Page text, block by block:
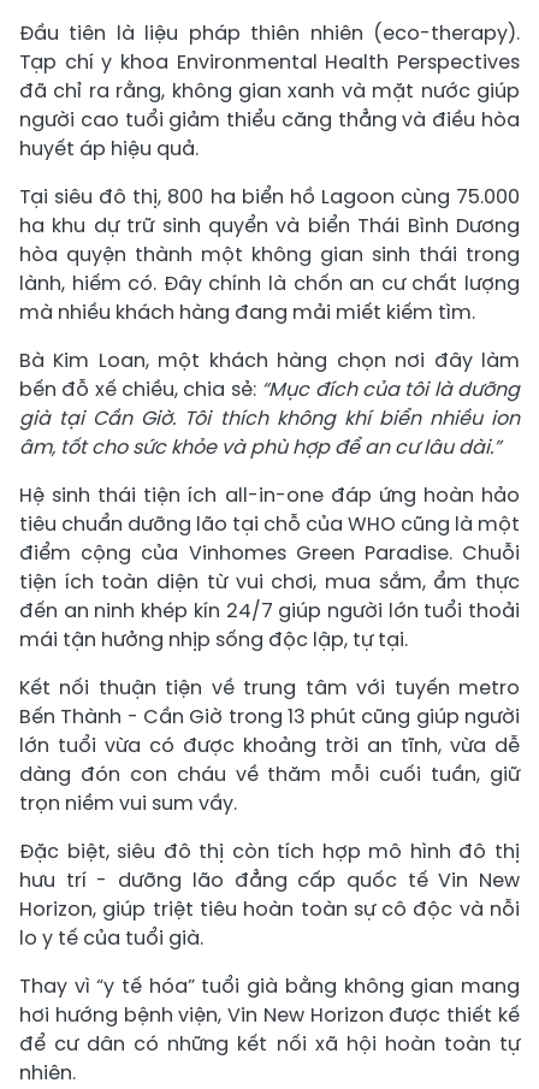
Đầu tiên là liệu pháp thiên nhiên (eco-therapy).
Tạp chí y khoa Environmental Health Perspectives
đã chỉ ra rằng, không gian xanh và mặt nước giúp
người cao tuổi giảm thiểu căng thẳng và điều hòa
huyết áp hiệu quả.
Tại siêu đô thị, 800 ha biển hồ Lagoon cùng 75.000
ha khu dự trữ sinh quyển và biển Thái Bình Dương
hòa quyện thành một không gian sinh thái trong
lành, hiếm có. Đây chính là chốn an cư chất lượng
mà nhiều khách hàng đang mải miết kiếm tìm.
Bà Kim Loan, một khách hàng chọn nơi đây làm
bến đỗ xế chiều, chia sẻ: “Mục đích của tôi là dưỡng
già tại Cần Giờ. Tôi thích không khí biển nhiều ion
âm, tốt cho sức khỏe và phù hợp để an cư lâu dài.”
Hệ sinh thái tiện ích all-in-one đáp ứng hoàn hảo
tiêu chuẩn dưỡng lão tại chỗ của WHO cũng là một
điểm cộng của Vinhomes Green Paradise. Chuỗi
tiện ích toàn diện từ vui chơi, mua sắm, ẩm thực
đến an ninh khép kín 24/7 giúp người lớn tuổi thoải
mái tận hưởng nhịp sống độc lập, tự tại.
Kết nối thuận tiện về trung tâm với tuyến metro
Bến Thành - Cần Giờ trong 13 phút cũng giúp người
lớn tuổi vừa có được khoảng trời an tĩnh, vừa dễ
dàng đón con cháu về thăm mỗi cuối tuần, giữ
trọn niềm vui sum vầy.
Đặc biệt, siêu đô thị còn tích hợp mô hình đô thị
hưu trí - dưỡng lão đẳng cấp quốc tế Vin New
Horizon, giúp triệt tiêu hoàn toàn sự cô độc và nỗi
lo y tế của tuổi già.
Thay vì “y tế hóa” tuổi già bằng không gian mang
hơi hướng bệnh viện, Vin New Horizon được thiết kế
để cư dân có những kết nối xã hội hoàn toàn tự
nhiên.